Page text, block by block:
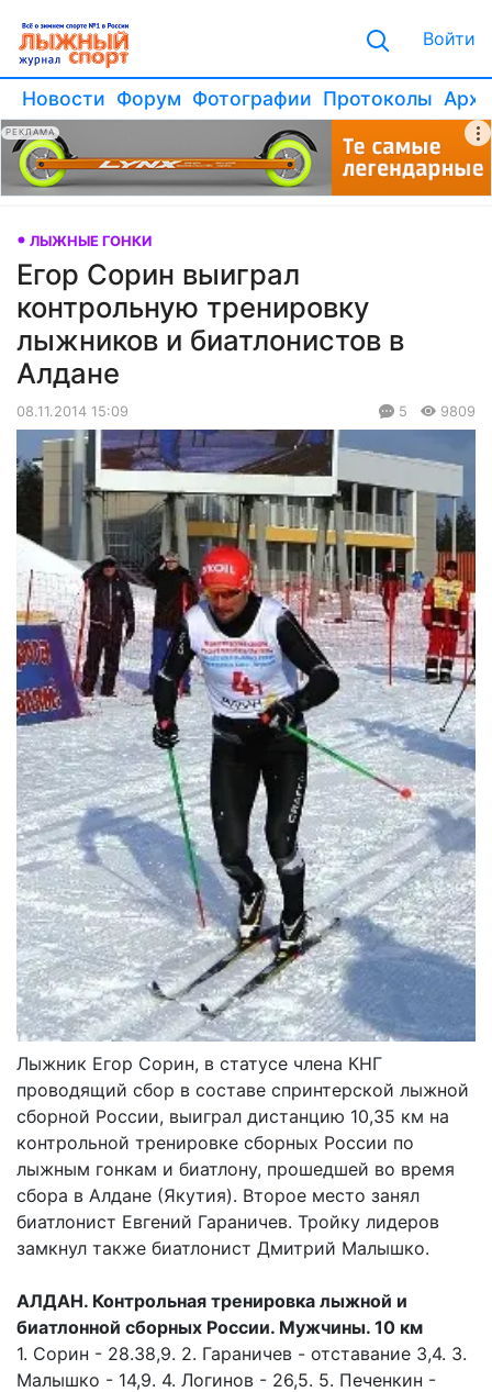
Войти
Новости Форум Фотографии Протоколы
РЕКЛАМА
ЛЫЖНЫЕ ГОНКИ
Егор Сорин выиграл
контрольную тренировку
лыжников и биатлонистов в
Алдане
08.11.2014 15:09 5 9809
Лыжник Егор Сорин, в статусе члена КНГ
проводящий сбор в составе спринтерской лыжной
сборной России, выиграл дистанцию 10,35 км на
контрольной тренировке сборных России по
лыжным гонкам и биатлону, прошедшей во время
сбора в Алдане (Якутия). Второе место занял
биатлонист Евгений Гараничев. Тройку лидеров
замкнул также биатлонист Дмитрий Малышко.
АЛДАН. Контрольная тренировка лыжной и
биатлонной сборных России. Мужчины. 10 км
1. Сорин - 28.38,9. 2. Гараничев - отставание 3,4. 3.
Малышко - 14,9. 4. Логинов - 26,5. 5. Печенкин -